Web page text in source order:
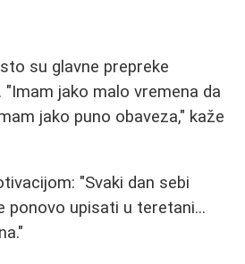
su glavne prepreke
jako malo vremena da
jako puno obaveza," kaže
"Svaki dan sebi
ponovo upisati u teretani...